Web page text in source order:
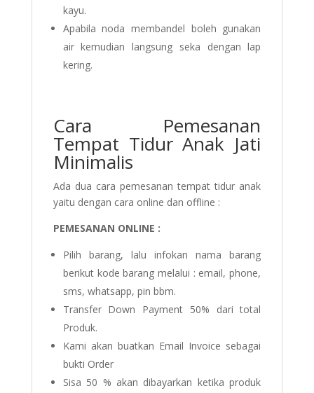
kayu.
Apabila noda membandel boleh gunakan
air kemudian langsung seka dengan lap
kering.
Cara Pemesanan
Tempat Tidur Anak Jati
Minimalis
Ada dua cara pemesanan tempat tidur anak
yaitu dengan cara online dan offline :
PEMESANAN ONLINE :
Pilih barang, lalu infokan nama barang
berikut kode barang melalui : email, phone,
sms, whatsapp, pin bbm.
Transfer Down Payment 50% dari total
Produk.
Kami akan buatkan Email Invoice sebagai
bukti Order
Sisa 50 % akan dibayarkan ketika produk